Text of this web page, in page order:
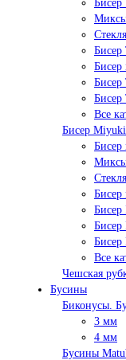
Бисер
Бисер
Бисер
Бисер
Бисер
Все
Бисер Miyuki
Бисер
Бисер
Все
Чешская
Бусины
Биконусы.
3 мм
4 мм
Бусины